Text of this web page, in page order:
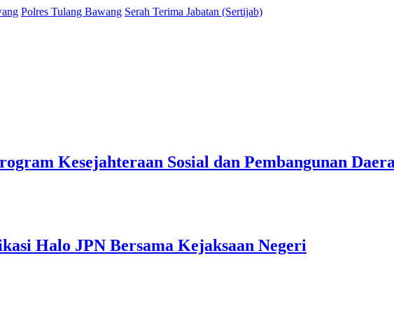
Polres Tulang Bawang Serah Terima Jabatan (Sertijab)
Kesejahteraan Sosial dan Pembangunan Daera
Halo JPN Bersama Kejaksaan Negeri